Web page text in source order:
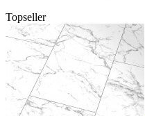
Topseller